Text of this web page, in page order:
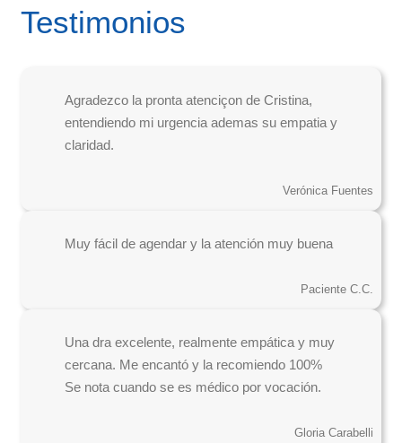
Testimonios
Agradezco la pronta atenciçon de Cristina,
entendiendo mi urgencia ademas su empatia y
claridad.
Verónica Fuentes
Muy fácil de agendar y la atención muy buena
Paciente C.C.
Una dra excelente, realmente empática y muy
cercana. Me encantó y la recomiendo 100%
Se nota cuando se es médico por vocación.
Gloria Carabelli